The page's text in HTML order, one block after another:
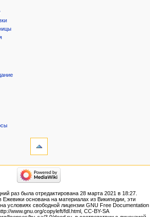
раз была отредактирована 28 марта 2021 в 18:27.
Ежевики основана на материалах из Википедии, эти
условиях свободной лицензии GNU Free Documentation
www.gnu.org/copyleft/fdl.html, CC-BY-SA